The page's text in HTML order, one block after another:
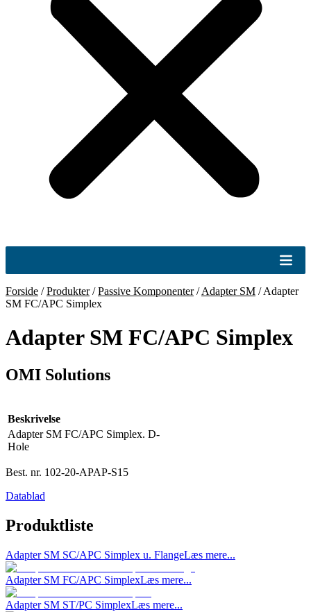
Forside /Produkter/Passive Komponenter/Adapter SM /Adapter
SM FC/APC Simplex
Adapter SM FC/APC Simplex
OMI Solutions
Beskrivelse
Adapter SM FC/APC Simplex. D-
Hole
Best. nr. 102-20-APAP-S15
Datablad
Produktliste
Adapter SM SC/APC Simplex u. FlangeLæs mere...
Adapter SM FC/APC SimplexLæs mere...
Adapter SM ST/PC SimplexLæs mere...